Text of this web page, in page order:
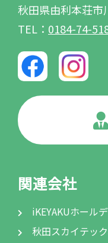
秋田県由利本荘市
TEL： 0184-74-
関連会社
iKEYAKUホール
秋田スカイテッ